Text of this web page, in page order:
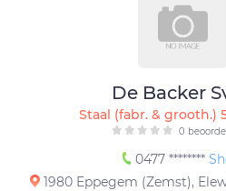
De Backer
Staal (fabr. & grooth.)
0
0477 ********
1980 Eppegem (Zemst),